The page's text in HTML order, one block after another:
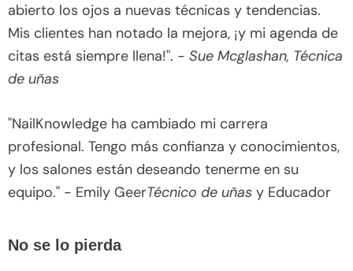
abierto los ojos a nuevas técnicas y tendencias.
Mis clientes han notado la mejora, ¡y mi agenda de
citas está siempre llena!". - Sue Mcglashan, Técnica
de uñas
"NailKnowledge ha cambiado mi carrera
profesional. Tengo más confianza y conocimientos,
y los salones están deseando tenerme en su
equipo." - Emily GeerTécnico de uñas y Educador
No se lo pierda